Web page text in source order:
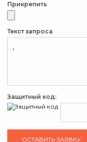
Прикрепить
Текст запроса
Защитный код: